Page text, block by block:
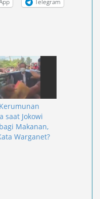
Telegram
saat Jokowi
Makanan,
Warganet?